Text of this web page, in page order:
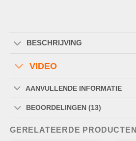
BESCHRIJVING
VIDEO
AANVULLENDE INFORMATIE
BEOORDELINGEN (13)
GERELATEERDE PRODUCTEN